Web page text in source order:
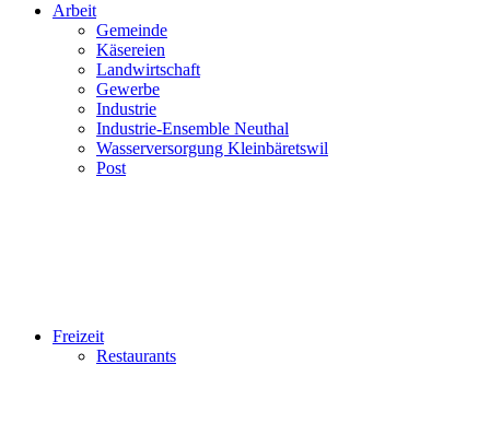
Arbeit
Gemeinde
Käsereien
Landwirtschaft
Gewerbe
Industrie
Industrie-Ensemble Neuthal
Wasserversorgung Kleinbäretswil
Post
Freizeit
Restaurants